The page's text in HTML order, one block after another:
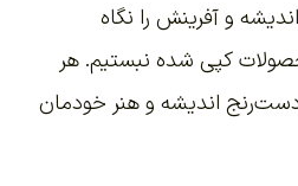
و آفرینش را نگاه
کپی شده نبستیم. هر
اندیشه و هنر خودمان